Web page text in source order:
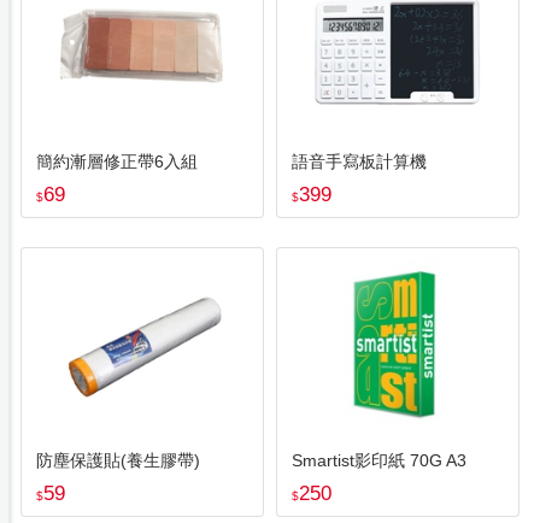
簡約漸層修正帶6入組
$69
語音手寫板計算機
$399
防塵保護貼(養生膠帶)
$59
Smartist影印紙 70G A3
$250